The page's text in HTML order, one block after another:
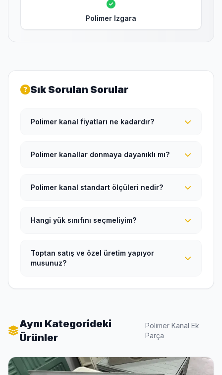
Polimer Izgara
Sık Sorulan Sorular
Polimer kanal fiyatları ne kadardır?
Polimer kanallar donmaya dayanıklı mı?
Polimer kanal standart ölçüleri nedir?
Hangi yük sınıfını seçmeliyim?
Toptan satış ve özel üretim yapıyor
musunuz?
Aynı Kategorideki
Ürünler
Polimer Kanal Ek
Parça